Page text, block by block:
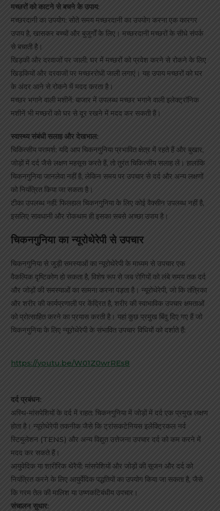
मच्छरों को काटने से बचने के उपाय:
मच्छरदानी का उपयोग: सोते समय मच्छरदानी का उपयोग करना एक कारगर
उपाय है, खासकर बच्चों और बुजुर्गों के लिए। मच्छरदानी मच्छरों के सीधे संपर्क
से बचाती है।
खिड़की और दरवाजों पर जाली: घर में मच्छरों को प्रवेश करने से रोकने के लिए
खिड़कियों और दरवाजों पर मच्छररोधी जाली लगाएं। यह उपाय मच्छरों को घर
के अंदर आने से रोकने में मदद करता है।
मच्छर भगाने वाली मशीनें: बाजार में उपलब्ध मच्छर भगाने वाली इलेक्ट्रॉनिक
मशीनें भी मच्छरों को घर से दूर रखने में मदद कर सकती हैं।
स्वास्थ्य संबंधी सलाह और देखभाल:
चिकित्सीय परामर्श: यदि आप चिकनगुनिया प्रभावित क्षेत्र में रहते हैं और बुखार,
जोड़ों में दर्द जैसे लक्षण महसूस करते हैं, तो तुरंत चिकित्सीय सलाह लें। हालांकि
चिकनगुनिया जानलेवा नहीं है, लेकिन समय पर उपचार से दर्द और अन्य लक्षणों
को नियंत्रित किया जा सकता है।
टीका उपलब्ध नहीं: फिलहाल चिकनगुनिया के लिए कोई वैक्सीन उपलब्ध नहीं है,
इसलिए सावधानी और रोकथाम ही इसका सबसे अच्छा उपाय है।
चिकनगुनिया का न्यूरोथेरेपी से उपचार
चिकनगुनिया से जुड़ी समस्याओं का न्यूरोथेरेपी के माध्यम से उपचार एक
वैकल्पिक दृष्टिकोण हो सकता है, विशेष रूप से जब रोगियों को लंबे समय तक दर्द
और जोड़ों की समस्याओं का सामना करना पड़ता है। न्यूरोथेरेपी, जो कि तंत्रिका
और शरीर की कार्यप्रणाली पर केंद्रित है, शरीर की स्वाभाविक उपचार क्षमताओं
को प्रोत्साहित करने का प्रयास करती है। यहां कुछ प्रमुख बिंदु दिए गए हैं जो
चिकनगुनिया के लिए न्यूरोथेरेपी के संभावित उपचार विधियों को दर्शाते हैं:
https://youtu.be/W01Z0wrREs8
दर्द प्रबंधन:
अस्थि-मांसपेशियों के दर्द में राहत: चिकनगुनिया में जोड़ों में दर्द एक प्रमुख लक्षण
होता है। न्यूरोथेरेपी तकनीक जैसे कि ट्रांसकटेनियस इलेक्ट्रिकल नर्व
स्टिमुलेशन (TENS) और अन्य विद्युत उत्तेजना उपचार दर्द को कम करने में
मदद कर सकते हैं।
आयुवेदिक या शारीरिक थेरैपी: मांसपेशियों और जोड़ों की सूजन और दर्द को
नियंत्रित करने के लिए आयुर्वेदिक पद्धतियों का उपयोग किया जा सकता है, जैसे
कि गरम तेल की मालिश या उष्णकटिबंधीय उपचार।
संचालन सुधार: